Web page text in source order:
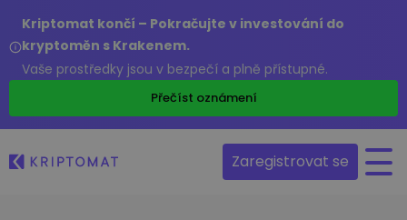
Kriptomat končí – Pokračujte v investování do
kryptoměn s Krakenem.
Vaše prostředky jsou v bezpečí a plně přístupné.
Přečíst oznámení
Zaregistrovat se